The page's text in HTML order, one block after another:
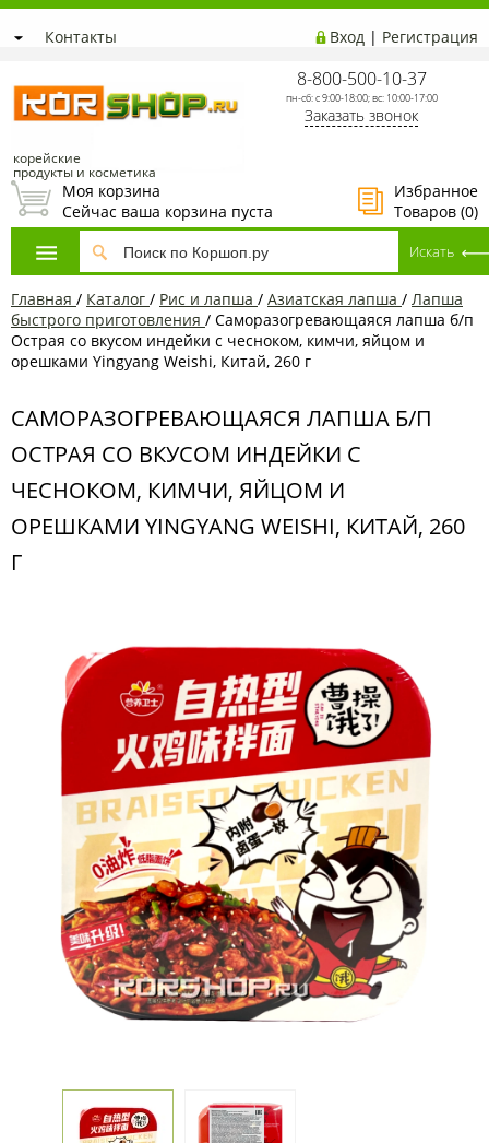
Контакты Вход | Регистрация
корейские
продукты и косметика
8-800-500-10-37
пн-сб: с 9:00-18:00; вс: 10:00-17:00
Заказать звонок
Избранное
Товаров (0)
Моя корзина
Сейчас ваша корзина пуста
Главная / Каталог / Рис и лапша / Азиатская лапша / Лапша
быстрого приготовления / Саморазогревающаяся лапша б/п
Острая со вкусом индейки с чесноком, кимчи, яйцом и
орешками Yingyang Weishi, Китай, 260 г
САМОРАЗОГРЕВАЮЩАЯСЯ ЛАПША Б/П
ОСТРАЯ СО ВКУСОМ ИНДЕЙКИ С
ЧЕСНОКОМ, КИМЧИ, ЯЙЦОМ И
ОРЕШКАМИ YINGYANG WEISHI, КИТАЙ, 260
Г